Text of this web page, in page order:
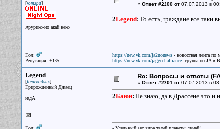
[котяра]
Арурико-но акай неко
Пол:
Репутация: +185
« Ответ #2200 от07.07.2013 в
2Legend: То есть, граждане все таки
https://new.vk.com/ja2nonews- новостная лента по
https://new.vk.com/jagged_alliance-группа по JA в
Legend
[Переводчик]
Прирожденный Джаец
надА
Пол:
Re: Вопросы и ответы
« Ответ #2201 от07.07.2013 в
2Баюн: Не знаю, да в Драссене это и
- Удельный вес ядра твоей планеты думай!